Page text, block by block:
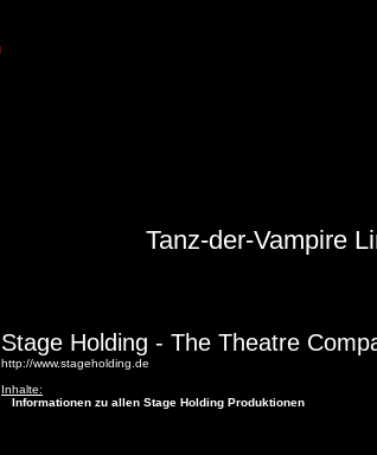
Tanz-der-Vampire
Stage Holding - The Theatre
http://www.stageholding.de
Inhalte:
Informationen zu allen Stage Holding Produktionen